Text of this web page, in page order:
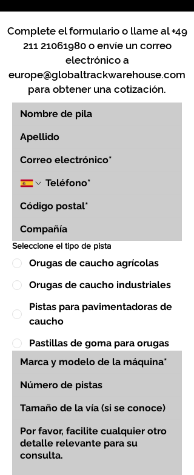
Complete el formulario o llame al+49
211 21061980o envíe un correo
electrónico a
europe@globaltrackwarehouse.com
para obtener una cotización.
Seleccione el tipo de pista
Orugas de caucho agrícolas
Orugas de caucho industriales
Pistas para pavimentadoras de
caucho
Pastillas de goma para orugas